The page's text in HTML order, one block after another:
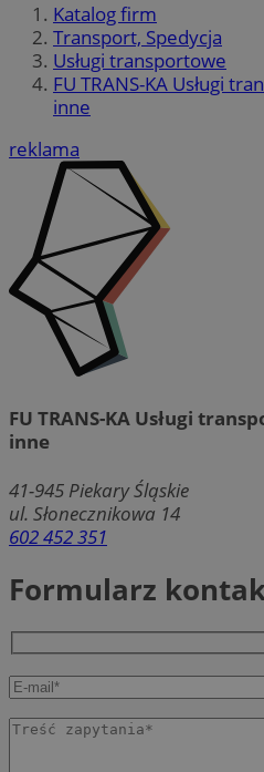
Katalog firm
Transport, Spedycja
Usługi transportowe
FU TRANS-KA Usługi
inne
reklama
FU TRANS-KA Usługi
inne
41-945 Piekary Śląskie
ul. Słonecznikowa 14
602 452 351
Formularz